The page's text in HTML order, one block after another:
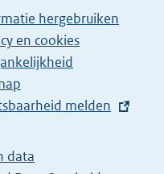
hergebruiken
en cookies
melden
data